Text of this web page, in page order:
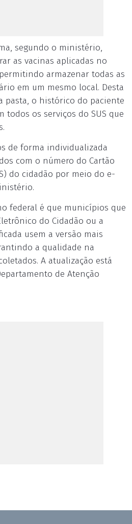
segundo o ministério,
as vacinas aplicadas no
armazenar todas as
em um mesmo local. Desta
pasta, o histórico do paciente
todos os serviços do SUS que
de forma individualizada
com o número do Cartão
do cidadão por meio do e-
federal é que municípios que
do Cidadão ou a
usem a versão mais
a qualidade na
A atualização está
de Atenção